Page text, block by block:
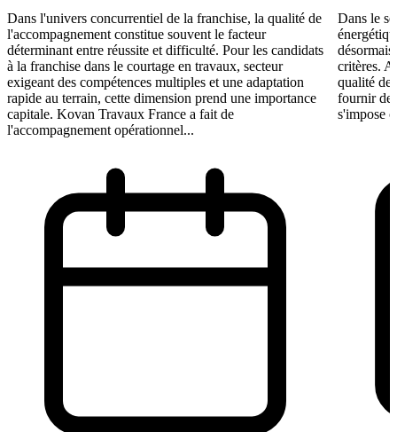
Dans l'univers concurrentiel de la franchise, la qualité de
l'accompagnement constitue souvent le facteur
déterminant entre réussite et difficulté. Pour les candidats
à la franchise dans le courtage en travaux, secteur
exigeant des compétences multiples et une adaptation
rapide au terrain, cette dimension prend une importance
capitale. Kovan Travaux France a fait de
l'accompagnement opérationnel...
Dans le
critères.
qualité de
fournir
s'impose